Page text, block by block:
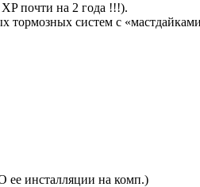
почти на 2 года !!!).
тормозных систем с
ее инсталляции на комп.)